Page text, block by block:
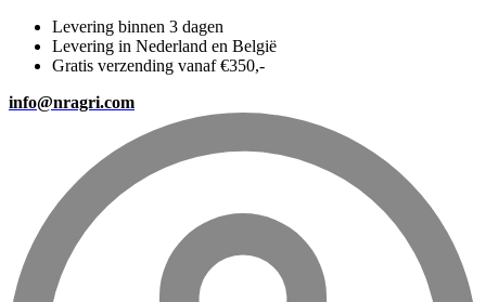
Levering binnen 3 dagen
Levering in Nederland en België
Gratis verzending vanaf €350,-
info@nragri.com